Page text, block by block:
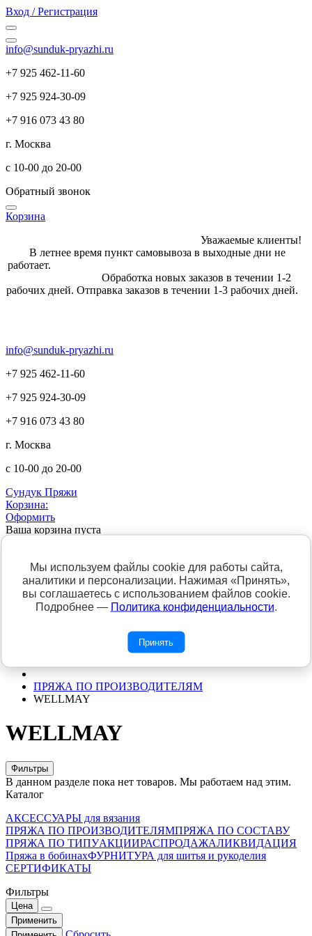
Вход / Регистрация
info@sunduk-pryazhi.ru
+7 925 462-11-60
+7 925 924-30-09
+7 916 073 43 80
г. Москва
с 10-00 до 20-00
Обратный звонок
Корзина
Уважаемые клиенты!
В летнее время пункт самовывоза в выходные дни не
работает.
Обработка новых заказов в течении 1-2
рабочих дней. Отправка заказов в течении 1-3 рабочих дней.
info@sunduk-pryazhi.ru
+7 925 462-11-60
+7 925 924-30-09
+7 916 073 43 80
г. Москва
с 10-00 до 20-00
Сундук Пряжи
Корзина:
Оформить
Ваша корзина пуста
СтатьиОплатаФотогалерея работ
интернет магазине "Сундук Пряжи" - 600 рублей.
ПРЯЖА ПО ПРОИЗВОДИТЕЛЯМ
WELLMAY
WELLMAY
Фильтры
В данном разделе пока нет товаров. Мы работаем над этим.
Каталог
АКСЕССУАРЫ для вязания
ПРЯЖА ПО ПРОИЗВОДИТЕЛЯМПРЯЖА ПО СОСТАВУ
ПРЯЖА ПО ТИПУАКЦИИРАСПРОДАЖАЛИКВИДАЦИЯ
Пряжа в бобинахФУРНИТУРА для шитья и рукоделия
СЕРТИФИКАТЫ
Фильтры
Цена
Применить
Мы используем файлы cookie для работы сайта,
аналитики и персонализации. Нажимая «Принять»,
вы соглашаетесь с использованием файлов cookie.
Подробнее — Политика конфиденциальности
Принять